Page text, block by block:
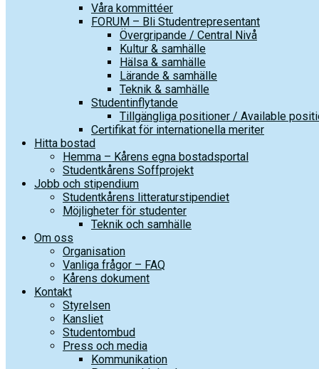
Våra kommittéer
FORUM – Bli Studentrepresentant
Övergripande / Central Nivå
Kultur & samhälle
Hälsa & samhälle
Lärande & samhälle
Teknik & samhälle
Studentinflytande
Tillgängliga positioner / Available
Certifikat för internationella meriter
Hitta bostad
Hemma – Kårens egna bostadsportal
Studentkårens Soffprojekt
Jobb och stipendium
Studentkårens litteraturstipendiet
Möjligheter för studenter
Teknik och samhälle
Om oss
Organisation
Vanliga frågor – FAQ
Kårens dokument
Kontakt
Styrelsen
Kansliet
Studentombud
Press och media
Kommunikation